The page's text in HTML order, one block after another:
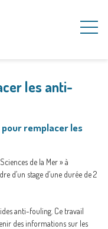
les anti-
pour remplacer les
de la Mer » à
d’un stage d’une durée de 2
anti-fouling. Ce travail
des informations sur les